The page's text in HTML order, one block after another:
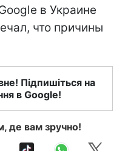
в Украине
что причины
Підпишіться на
в Google!
де вам зручно!